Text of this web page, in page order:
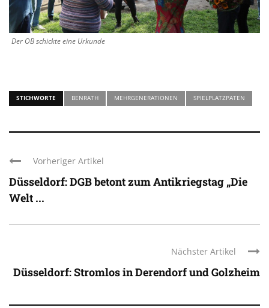
Der OB schickte eine Urkunde
STICHWORTE BENRATH MEHRGENERATIONEN SPIELPLATZPATEN
Vorheriger Artikel
Düsseldorf: DGB betont zum Antikriegstag „Die
Welt ...
Nächster Artikel
Düsseldorf: Stromlos in Derendorf und Golzheim